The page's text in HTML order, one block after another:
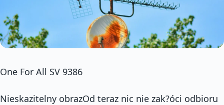
One For All SV 9386
Nieskazitelny obrazOd teraz nic nie zak?óci odbioru